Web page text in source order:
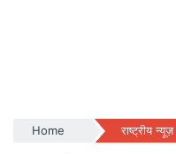
Home राष्ट्रीय न्यूज़